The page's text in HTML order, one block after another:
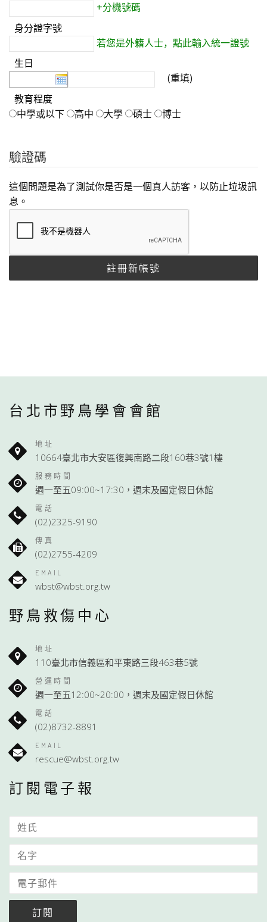
+分機號碼
身分證字號
若您是外籍人士，點此輸入統一證號
生日
(重填)
教育程度
中學或以下
高中 大學 碩士 博士
驗證碼
這個問題是為了測試你是否是一個真人訪客，以防止垃圾訊
息。
台北市野鳥學會會館
地址
10664臺北市大安區復興南路二段160巷3號1樓
服務時間
週一至五09:00~17:30，週末及國定假日休館
電話
(02)2325-9190
傳真
(02)2755-4209
EMAIL
wbst@wbst.org.tw
野鳥救傷中心
地址
110臺北市信義區和平東路三段463巷5號
營運時間
週一至五12:00~20:00，週末及國定假日休館
電話
(02)8732-8891
EMAIL
rescue@wbst.org.tw
訂閱電子報